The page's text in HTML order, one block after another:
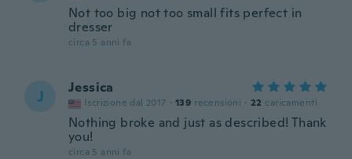
Not too big not too small fits perfect in
dresser
circa 5 anni fa
J Jessica
Iscrizione dal 2017 · 139 recensioni · 22 caricamenti
Nothing broke and just as described! Thank
you!
circa 5 anni fa